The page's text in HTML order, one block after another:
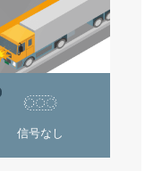
信号なし